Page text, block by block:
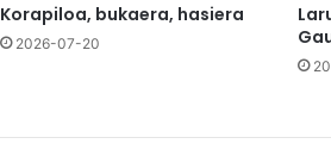
Korapiloa, bukaera, hasiera
2026-07-20